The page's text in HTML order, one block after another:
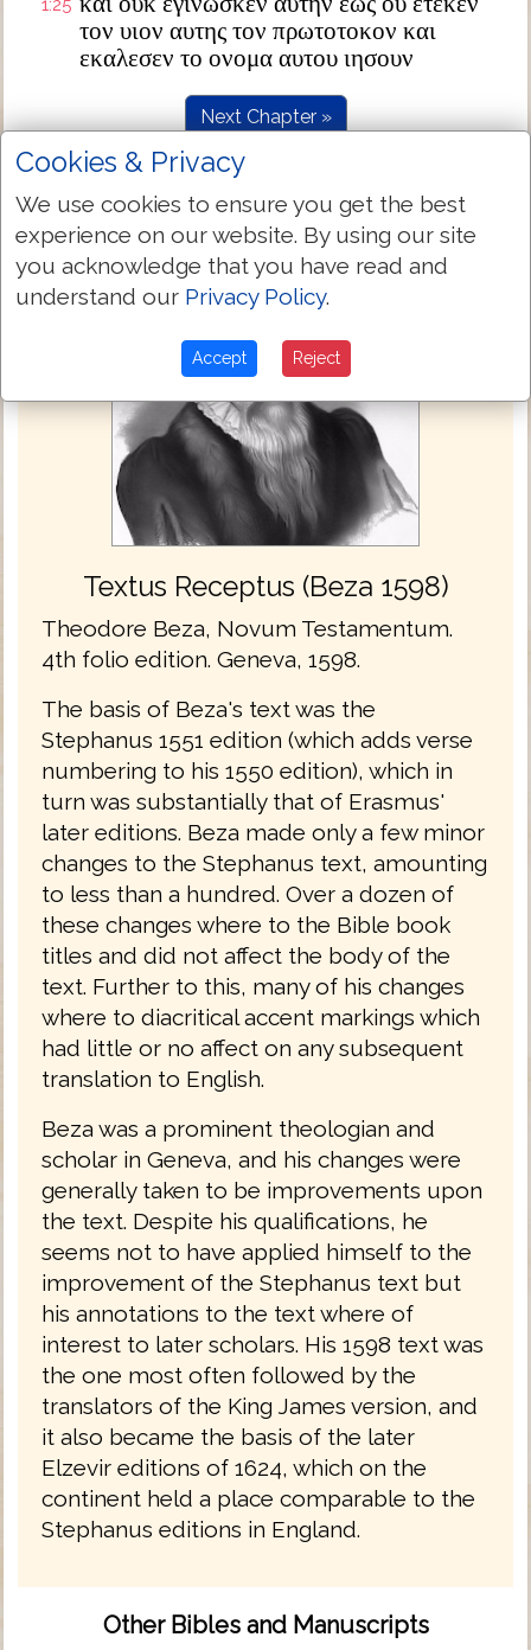
1:25
τον υιον αυτης τον πρωτοτοκον και
εκαλεσεν το ονομα αυτου ιησουν
Next Chapter »
Textus Receptus (Beza 1598)
Theodore Beza, Novum Testamentum.
4th folio edition. Geneva, 1598.
The basis of Beza's text was the
Stephanus 1551 edition (which adds verse
numbering to his 1550 edition), which in
turn was substantially that of Erasmus'
later editions. Beza made only a few minor
changes to the Stephanus text, amounting
to less than a hundred. Over a dozen of
these changes where to the Bible book
titles and did not affect the body of the
text. Further to this, many of his changes
where to diacritical accent markings which
had little or no affect on any subsequent
translation to English.
Beza was a prominent theologian and
scholar in Geneva, and his changes were
generally taken to be improvements upon
the text. Despite his qualifications, he
seems not to have applied himself to the
improvement of the Stephanus text but
his annotations to the text where of
interest to later scholars. His 1598 text was
the one most often followed by the
translators of the King James version, and
it also became the basis of the later
Elzevir editions of 1624, which on the
continent held a place comparable to the
Stephanus editions in England.
Other Bibles and Manuscripts
Cookies & Privacy
We use cookies to ensure you get the best
experience on our website. By using our site
you acknowledge that you have read and
understand our Privacy Policy.
Accept Reject